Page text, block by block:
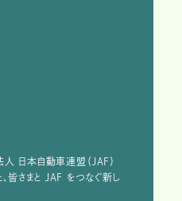
⽇本⾃動⾞連盟（JAF）
皆さまと JAF をつなぐ新し